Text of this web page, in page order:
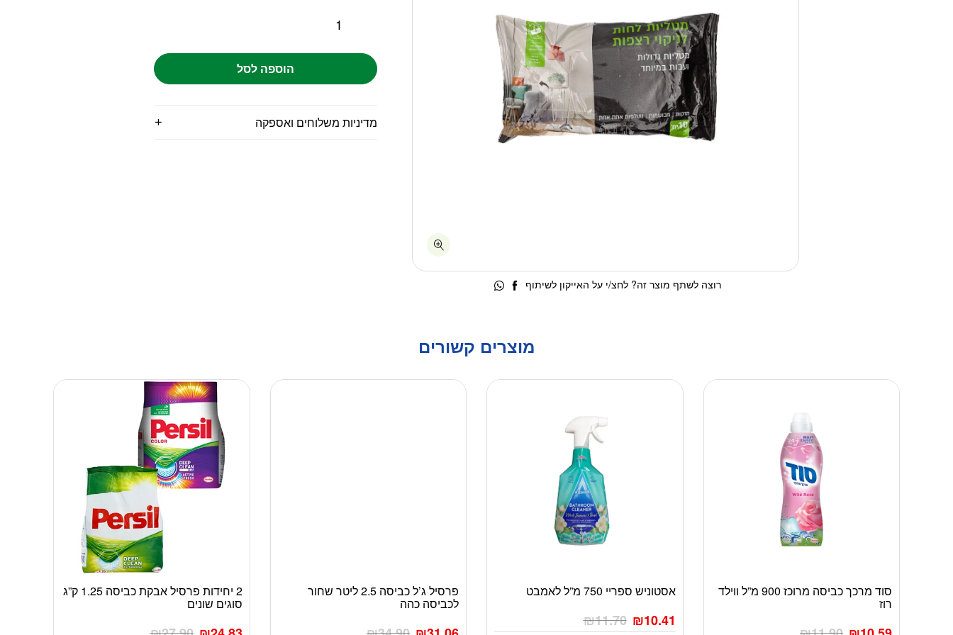
הוספה לסל
מדיניות משלוחים ואספקה
רוצה לשתף מוצר זה? לחצ/י על האייקון לשיתוף
מוצרים קשורים
סוד מרכך כביסה מרוכז 900 מ”ל ווילד
רוז
אסטוניש ספריי 750 מ”ל לאמבט
₪11.70 ₪10.41
פרסיל ג’ל כביסה 2.5 ליטר שחור
לכביסה כהה
2 יחידות פרסיל אבקת כביסה 1.25 ק”ג
סוגים שונים
למוצר
זה